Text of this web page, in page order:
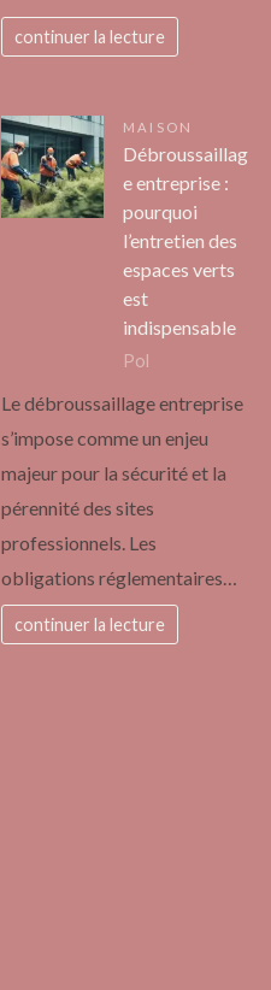
continuer la lecture
MAISON
Débroussaillag
e entreprise :
pourquoi
l’entretien des
espaces verts
est
indispensable
Pol
Le débroussaillage entreprise
s’impose comme un enjeu
majeur pour la sécurité et la
pérennité des sites
professionnels. Les
obligations réglementaires…
continuer la lecture